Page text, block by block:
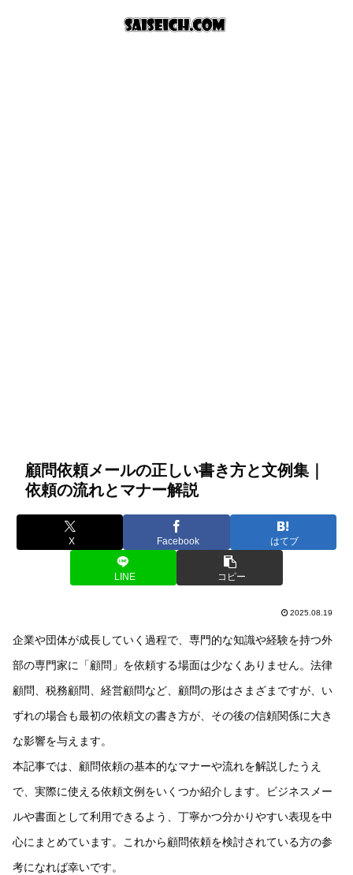
顧問依頼メールの正しい書き方と文例集｜
依頼の流れとマナー解説
X Facebook はてブ
LINE コピー
2025.08.19
企業や団体が成長していく過程で、専門的な知識や経験を持つ外
部の専門家に「顧問」を依頼する場面は少なくありません。法律
顧問、税務顧問、経営顧問など、顧問の形はさまざまですが、い
ずれの場合も最初の依頼文の書き方が、その後の信頼関係に大き
な影響を与えます。
本記事では、顧問依頼の基本的なマナーや流れを解説したうえ
で、実際に使える依頼文例をいくつか紹介します。ビジネスメー
ルや書面として利用できるよう、丁寧かつ分かりやすい表現を中
心にまとめています。これから顧問依頼を検討されている方の参
考になれば幸いです。